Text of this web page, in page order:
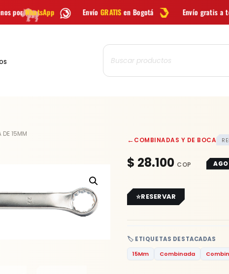
EnvíoGRATISen Bogotá Envío gratis a todo Colombia
Búsqueda
de
productos
DE 15MM
←COMBINADAS Y DE BOCA
$ 28.100
🏷️ ETIQUETAS DESTACADAS
15Mm
Combinada
RESERVAR